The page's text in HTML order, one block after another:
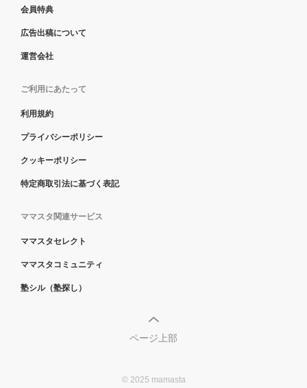
会員特典
広告出稿について
運営会社
ご利用にあたって
利用規約
プライバシーポリシー
クッキーポリシー
特定商取引法に基づく表記
ママスタ関連サービス
ママスタセレクト
ママスタコミュニティ
塾シル（塾探し）
ページ上部
© 2025 mamasta